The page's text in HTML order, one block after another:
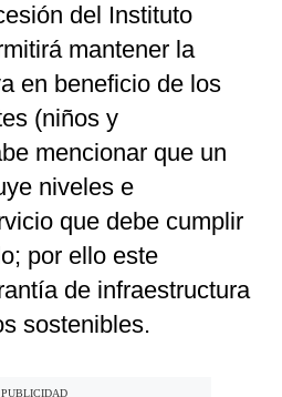
del Instituto
mantener la
en beneficio de los
(niños y
mencionar que un
niveles e
que debe cumplir
por ello este
de infraestructura
sostenibles.